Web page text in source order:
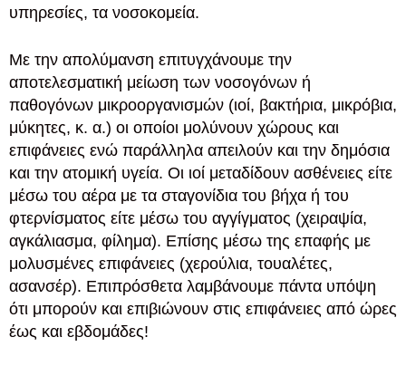
υπηρεσίες, τα νοσοκομεία.
Με την απολύμανση επιτυγχάνουμε την
αποτελεσματική μείωση των νοσογόνων ή
παθογόνων μικροοργανισμών (ιοί, βακτήρια, μικρόβια,
μύκητες, κ. α.) οι οποίοι μολύνουν χώρους και
επιφάνειες ενώ παράλληλα απειλούν και την δημόσια
και την ατομική υγεία. Οι ιοί μεταδίδουν ασθένειες είτε
μέσω του αέρα με τα σταγονίδια του βήχα ή του
φτερνίσματος είτε μέσω του αγγίγματος (χειραψία,
αγκάλιασμα, φίλημα). Επίσης μέσω της επαφής με
μολυσμένες επιφάνειες (χερούλια, τουαλέτες,
ασανσέρ). Επιπρόσθετα λαμβάνουμε πάντα υπόψη
ότι μπορούν και επιβιώνουν στις επιφάνειες από ώρες
έως και εβδομάδες!